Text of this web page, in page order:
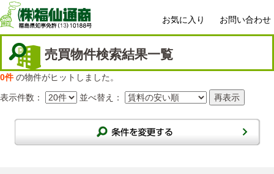
お気に入り お問い合わせ
売買物件検索結果一覧
0件の物件がヒットしました。
表示件数： 並べ替え：